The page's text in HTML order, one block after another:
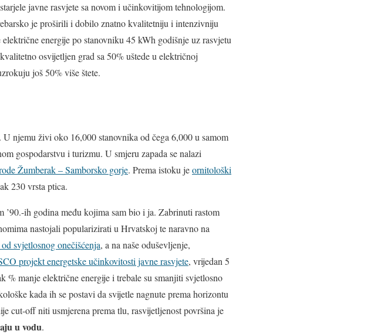
javne rasvjete sa novom i učinkovitijom tehnologijom.
je proširili i dobilo znatno kvalitetniju i intenzivniju
energije po stanovniku 45 kWh godišnje uz rasvjetu
osvijetljen grad sa 50% uštede u električnoj
još 50% više štete.
njemu živi oko 16,000 stanovnika od čega 6,000 u samom
gospodarstvu i turizmu. U smjeru zapada se nalazi
Žumberak – Samborsko gorje. Prema istoku jeornitološki
230 vrsta ptica.
’90.-ih godina među kojima sam bio i ja. Zabrinuti rastom
nastojali popularizirati u Hrvatskoj te naravno na
svjetlosnog onečišćenja, a na naše oduševljenje,
projekt energetske učinkovitosti javne rasvjete, vrijedan 5
% manje električne energije i trebale su smanjiti svjetlosno
kada ih se postavi da svijetle nagnute prema horizontu
cut-off niti usmjerena prema tlu, rasvijetljenost površina je
u vodu.